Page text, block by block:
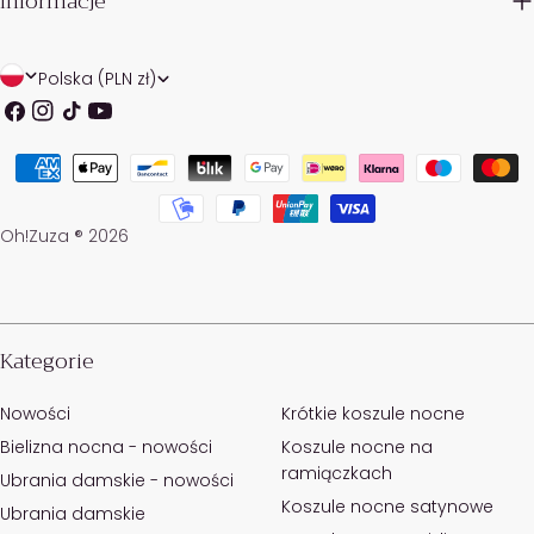
J
ę
k
K
r
a
j
/
e
g
o
n
Polska (PLN zł)
Facebook
Instagrama
TIK Youtube
Oh!Zuza ® 2026
Metody
Kategorie
Nowości
Bielizna nocna - nowości
Ubrania damskie - nowości
Ubrania damskie
Krótkie koszule nocne
Koszule nocne na
ramiączkach
Koszule nocne satynowe